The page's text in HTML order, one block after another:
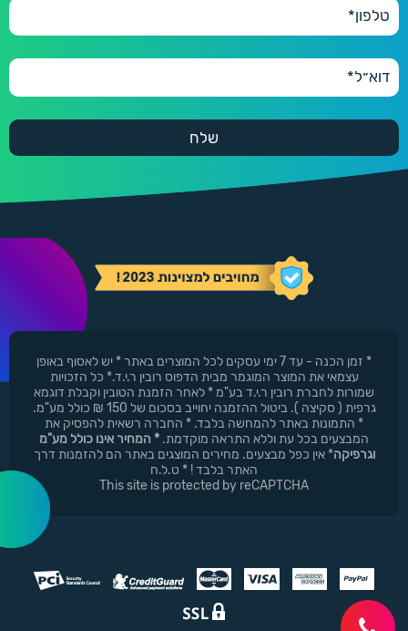
* זמן הכנה - עד 7 ימי עסקים לכל המוצרים באתר * יש לאסוף באופן
עצמאי את המוצר המוגמר מבית הדפוס רובין ר.י.ד.* כל הזכויות
שמורות לחברת רובין ר.י.ד בע"מ * לאחר הזמנת הטובין וקבלת דוגמא
גרפית ( סקיצה ). ביטול ההזמנה יחוייב בסכום של 150 ₪ כולל מע"מ.
* התמונות באתר להמחשה בלבד. * החברה רשאית להפסיק את
המבצעים בכל עת וללא התראה מוקדמת. * המחיר אינו כולל מע"מ
וגרפיקה* אין כפל מבצעים. מחירים המוצגים באתר הם להזמנות דרך
האתר בלבד ! * ט.ל.ח
This site is protected by reCAPTCHA